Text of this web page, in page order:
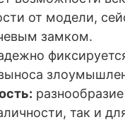
от модели,
замком.
так и